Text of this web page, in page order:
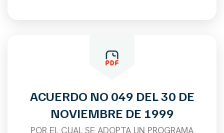
ACUERDO NO 049 DEL 30 DE
NOVIEMBRE DE 1999
POR EL CUAL SE ADOPTA UN PROGRAMA